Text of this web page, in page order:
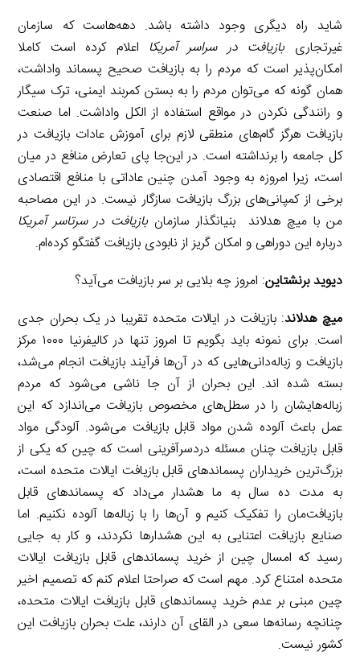
شاید راه دیگری وجود داشته باشد. دهه‌هاست که سازمان
غیرتجاری بازیافت در سراسر آمریکا اعلام کرده است کاملا
امکان‌پذیر است که مردم را به بازیافت صحیح پسماند واداشت،
همان گونه که می‌توان مردم را به بستن کمربند ایمنی، ترک سیگار
و رانندگی نکردن در مواقع استفاده از الکل واداشت. اما صنعت
بازیافت هرگز گام‌های منطقی لازم برای آموزش عادات بازیافت در
کل جامعه را برنداشته است. در این‌جا پای تعارض منافع در میان
است، زیرا امروزه به وجود آمدن چنین عاداتی با منافع اقتصادی
برخی از کمپانی‌های بزرگ بازیافت سازگار نیست. در این مصاحبه
من با میچ هدلاند بنیانگذار سازمان بازیافت در سرتاسر آمریکا
درباره این دوراهی و امکان گریز از نابودی بازیافت گفتگو کرده‌ام.
دیوید برنشتاین: امروز چه بلایی بر سر بازیافت می‌آید؟
میچ هدلاند: بازیافت در ایالات متحده تقریبا در یک بحران جدی
است. برای نمونه باید بگویم تا امروز تنها در کالیفرنیا ۱۰۰۰ مرکز
بازیافت و زباله‌دانی‌هایی که در آن‌ها فرآیند بازیافت انجام می‌شد،
بسته شده اند. این بحران از آن جا ناشی می‌شود که مردم
زباله‌هایشان را در سطل‌های مخصوص بازیافت می‌اندازد که این
عمل باعث آلوده شدن مواد قابل بازیافت می‌شود. آلودگی مواد
قابل بازیافت چنان مسئله دردسرآفرینی است که چین که یکی از
بزرگ‌ترین خریداران پسماندهای قابل بازیافت ایالات متحده است،
به مدت ده سال به ما هشدار می‌داد که پسماندهای قابل
بازیافت‌مان را تفکیک کنیم و آن‌ها را با زباله‌ها آلوده نکنیم. اما
صنایع بازیافت اعتنایی به این هشدارها نکردند، و کار به جایی
رسید که امسال چین از خرید پسماندهای قابل بازیافت ایالات
متحده امتناع کرد. مهم است که صراحتا اعلام کنم که تصمیم اخیر
چین مبنی بر عدم خرید پسماندهای قابل بازیافت ایالات متحده،
چنانچه رسانه‌ها سعی در القای آن دارند، علت بحران بازیافت این
کشور نیست.